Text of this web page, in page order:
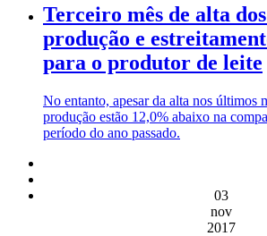
Terceiro mês de alta
produção e
para o produtor de leite
No entanto, apesar da alta nos últimos
produção estão 12,0% abaixo na
período do ano passado.
03
nov
2017